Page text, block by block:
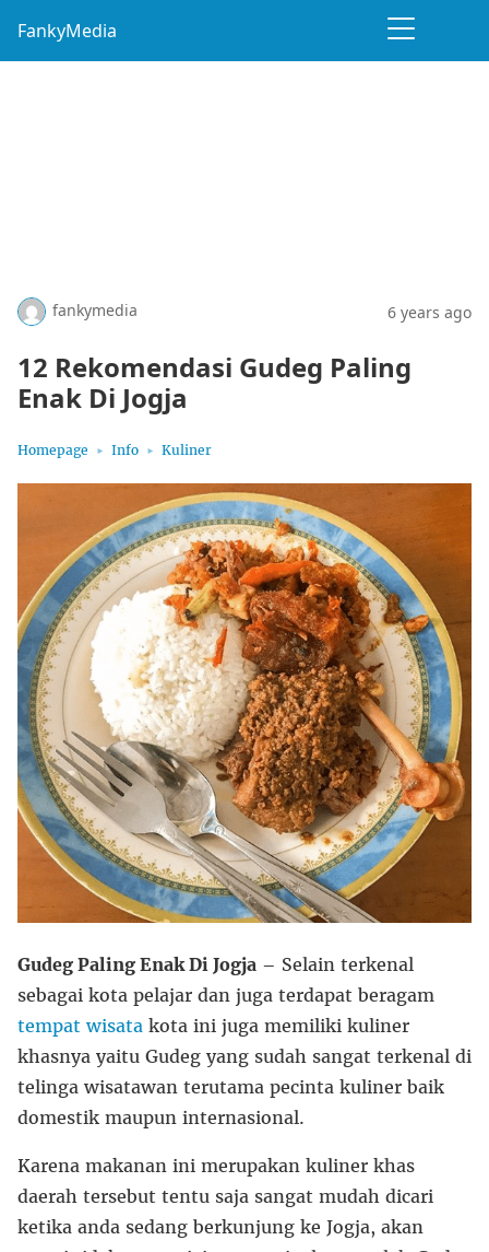
FankyMedia
fankymedia 6 years ago
12 Rekomendasi Gudeg Paling
Enak Di Jogja
Homepage Info Kuliner
Gudeg Paling Enak Di Jogja – Selain terkenal
sebagai kota pelajar dan juga terdapat beragam
tempat wisata kota ini juga memiliki kuliner
khasnya yaitu Gudeg yang sudah sangat terkenal di
telinga wisatawan terutama pecinta kuliner baik
domestik maupun internasional.
Karena makanan ini merupakan kuliner khas
daerah tersebut tentu saja sangat mudah dicari
ketika anda sedang berkunjung ke Jogja, akan